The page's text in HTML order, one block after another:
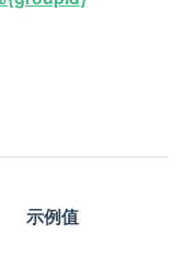
示例值